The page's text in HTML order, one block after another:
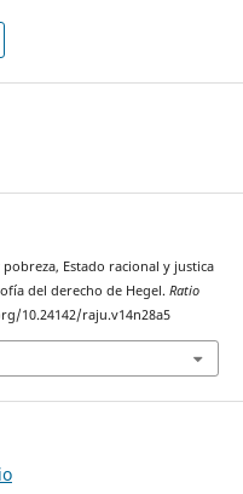
Estado racional y justica
del derecho de Hegel. Ratio
10.24142/raju.v14n28a5